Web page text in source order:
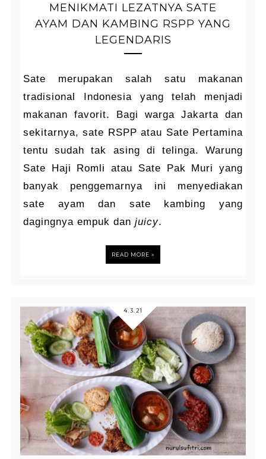
MENIKMATI LEZATNYA SATE
AYAM DAN KAMBING RSPP YANG
LEGENDARIS
Sate merupakan salah satu makanan
tradisional Indonesia yang telah menjadi
makanan favorit. Bagi warga Jakarta dan
sekitarnya, sate RSPP atau Sate Pertamina
tentu sudah tak asing di telinga. Warung
Sate Haji Romli atau Sate Pak Muri yang
banyak penggemarnya ini menyediakan
sate ayam dan sate kambing yang
dagingnya empuk dan juicy.
READ MORE »
4.3.21